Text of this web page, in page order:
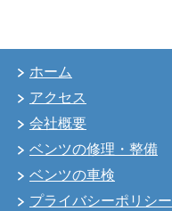
ホーム
アクセス
会社概要
ベンツの修理・整備
ベンツの車検
プライバシーポリシー